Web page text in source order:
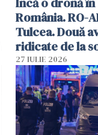
România. RO-
Tulcea. Două
ridicate de la
27 IULIE 2026